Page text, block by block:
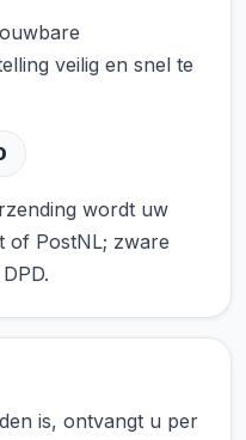
veilig en snel te
wordt uw
of PostNL; zware
is, ontvangt u per